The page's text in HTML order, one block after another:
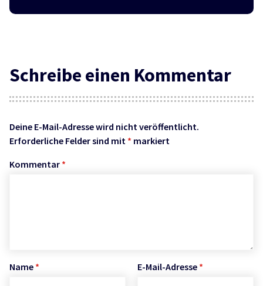
Schreibe einen Kommentar
Deine E-Mail-Adresse wird nicht veröffentlicht.
Erforderliche Felder sind mit * markiert
Kommentar *
Name * E-Mail-Adresse *